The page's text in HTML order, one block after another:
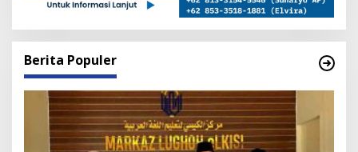
Berita Populer